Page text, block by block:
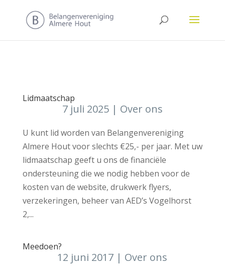
Lidmaatschap
7 juli 2025| Over ons
U kunt lid worden van Belangenvereniging
Almere Hout voor slechts €25,- per jaar. Met uw
lidmaatschap geeft u ons de financiële
ondersteuning die we nodig hebben voor de
kosten van de website, drukwerk flyers,
verzekeringen, beheer van AED’s Vogelhorst
2,...
Meedoen?
12 juni 2017 | Over ons